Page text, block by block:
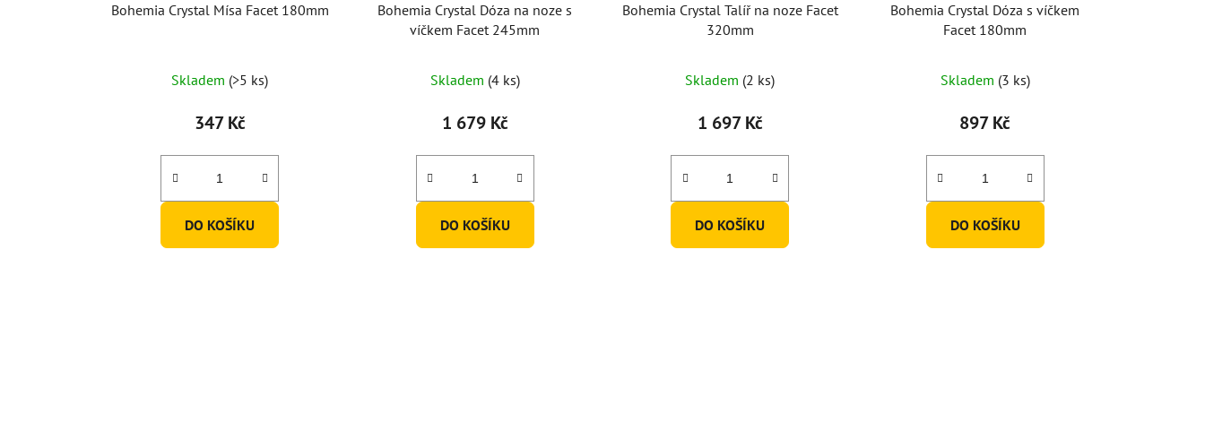
Bohemia Crystal Mísa Facet 180mm
Skladem (>5 ks)
347 Kč
DO KOŠÍKU
Bohemia Crystal Dóza na noze s
víčkem Facet 245mm
Skladem (4 ks)
1 679 Kč
DO KOŠÍKU
Bohemia Crystal Talíř na noze Facet
320mm
Skladem (2 ks)
1 697 Kč
DO KOŠÍKU
Bohemia Crystal Dóza s víčkem
Facet 180mm
Skladem (3 ks)
897 Kč
DO KOŠÍKU